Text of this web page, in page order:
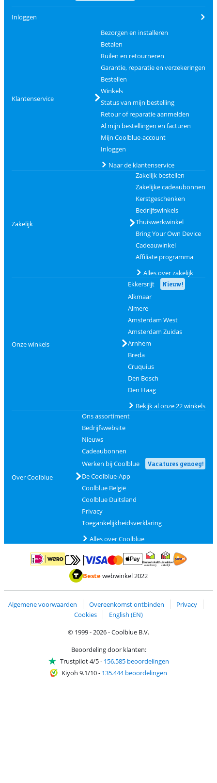
Inloggen
Klantenservice
Bezorgen en installeren
Betalen
Ruilen en retourneren
Garantie, reparatie en verzekeringen
Bestellen
Winkels
Status van mijn bestelling
Retour of reparatie aanmelden
Al mijn bestellingen en facturen
Mijn Coolblue-account
Inloggen
Naar de klantenservice
Zakelijk
Zakelijk bestellen
Zakelijke cadeaubonnen
Kerstgeschenken
Bedrijfswinkels
Thuiswerkwinkel
Bring Your Own Device
Cadeauwinkel
Affiliate programma
Alles over zakelijk
Onze winkels
Ekkersrijt Nieuw!
Alkmaar
Almere
Amsterdam West
Amsterdam Zuidas
Arnhem
Breda
Cruquius
Den Bosch
Den Haag
Bekijk al onze 22 winkels
Over Coolblue
Ons assortiment
Bedrijfswebsite
Nieuws
Cadeaubonnen
Werken bij Coolblue
Vacatures genoeg!
De Coolblue-App
Coolblue België
Coolblue Duitsland
Privacy
Toegankelijkheidsverklaring
Alles over Coolblue
Betalen met iDEAL | WeroBetalen met MasterCard en Visa via ClickToPay
Betalen met ApplePay
Thuiswinkel waarborg
Bestewebwinkel 2022
Algemene voorwaarden Overeenkomst ontbinden
Privacy
Cookies
English (EN)
© 1999 - 2026 - Coolblue B.V.
Beoordeling door klanten:
Trustpilot 4/5- 156.585 beoordelingen
Kiyoh 9.1/10- 135.444 beoordelingen